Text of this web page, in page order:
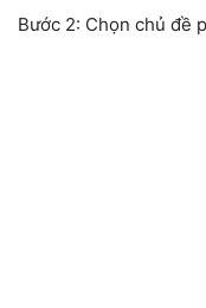
Bước 2: Chọn chủ đề